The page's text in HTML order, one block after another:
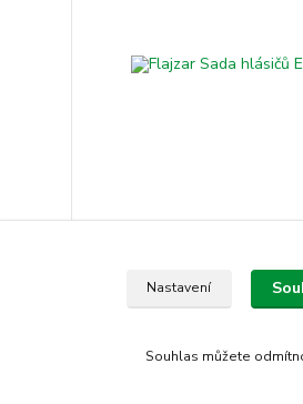
8 008,26 Kčbez DPH
Nastavení
Souhlas můžete